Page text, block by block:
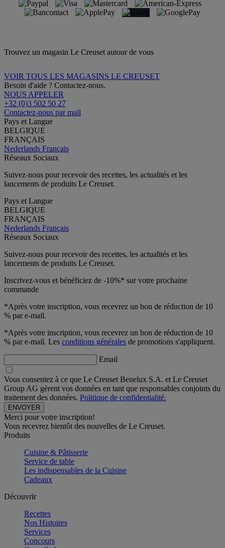
Trouvez un magasin Le Creuset autour de vous
VOIR TOUS LES MAGASINS LE CREUSET
Besoin d'aide ? Contactez-nous.
NOUS APPELER
+32 (0)3 502 50 27
Contactez-nous par mail
Pays et Langue
BELGIQUE
FRANÇAIS
Nederlands Français
Réseaux Sociaux
Suivez-nous pour recevoir des recettes, les actualités et les
lancements de produits Le Creuset.
Pays et Langue
BELGIQUE
FRANÇAIS
Nederlands Français
Réseaux Sociaux
Suivez-nous pour recevoir des recettes, les actualités et les
lancements de produits Le Creuset.
Inscrivez-vous et bénéficiez de -10%* sur votre prochaine
commande
*Après votre inscription, vous recevrez un bon de réduction de 10
% par e-mail.
*Après votre inscription, vous recevrez un bon de réduction de 10
% par e-mail. Les conditions générales de promotions s'appliquent.
Email
Vous consentez à ce que Le Creuset Benelux S.A. et Le Creuset
Group AG gèrent vos données en tant que responsables conjoints du
traitement des données. Politique de confidentialité.
Merci pour votre inscription!
Vous recevrez bientôt des nouvelles de Le Creuset.
Produits
Cuisine & Pâtisserie
Service de table
Les indispensables de la Cuisine
Cadeaux
Découvrir
Recettes
Nos Histoires
Services
Concours